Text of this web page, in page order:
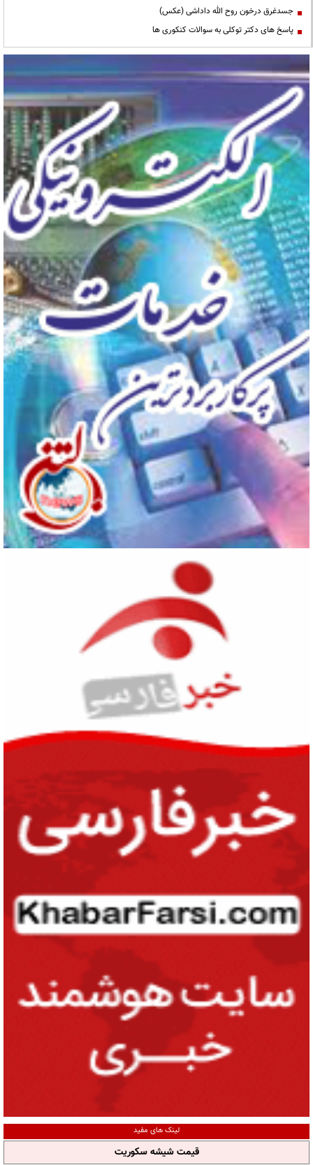
جسدغرق درخون روح الله داداشی (عکس)
پاسخ های دکتر توکلی به سوالات کنکوری ها
لینک های مفید
قیمت شیشه سکوریت